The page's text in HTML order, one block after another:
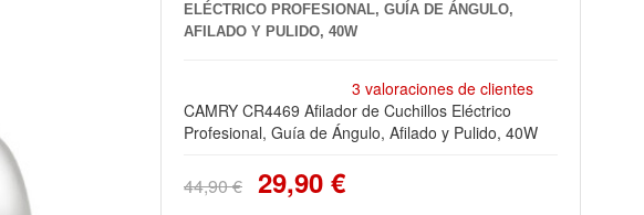
ELÉCTRICO PROFESIONAL, GUÍA DE ÁNGULO,
AFILADO Y PULIDO, 40W
3 valoraciones de clientes
CAMRY CR4469 Afilador de Cuchillos Eléctrico
Profesional, Guía de Ángulo, Afilado y Pulido, 40W
44,90 € 29,90 €